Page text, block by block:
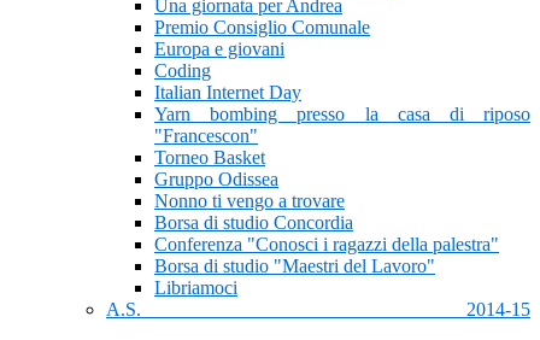
Una giornata per Andrea
Premio Consiglio Comunale
Europa e giovani
Coding
Italian Internet Day
Yarn bombing presso la casa di riposo
"Francescon"
Torneo Basket
Gruppo Odissea
Nonno ti vengo a trovare
Borsa di studio Concordia
Conferenza "Conosci i ragazzi della palestra"
Borsa di studio "Maestri del Lavoro"
Libriamoci
A.S. 2014-15